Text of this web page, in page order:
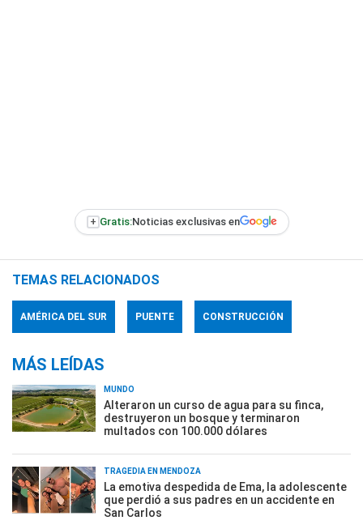
+ Gratis:Noticias exclusivas en
TEMAS RELACIONADOS
AMÉRICA DEL SUR PUENTE CONSTRUCCIÓN
MÁS LEÍDAS
MUNDO
Alteraron un curso de agua para su finca,
destruyeron un bosque y terminaron
multados con 100.000 dólares
TRAGEDIA EN MENDOZA
La emotiva despedida de Ema, la adolescente
que perdió a sus padres en un accidente en
San Carlos